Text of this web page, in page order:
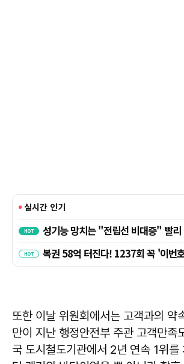
또한 이날 위원회에서는 고객과의 약
만이 지난 행정안전부 주관 고객만족
국 도시철도기관에서 2년 연속 1위를